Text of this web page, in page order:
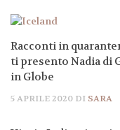
Racconti in
ti presento Nadia di
in Globe
5 APRILE 2020 DI SARA